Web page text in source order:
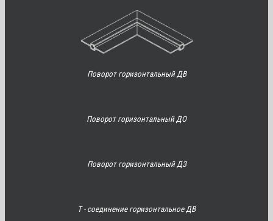
Поворот горизонтальный ДВ
Поворот горизонтальный ДО
Поворот горизонтальный ДЗ
Т - соединение горизонтальное ДВ